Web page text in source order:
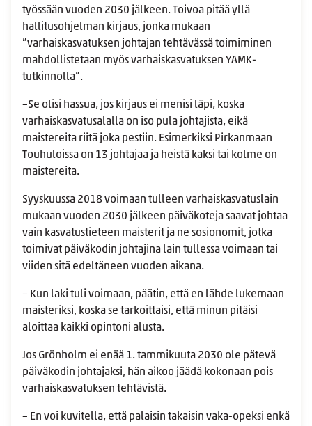
työssään vuoden 2030 jälkeen. Toivoa pitää yllä
hallitusohjelman kirjaus, jonka mukaan
”varhaiskasvatuksen johtajan tehtävässä toimiminen
mahdollistetaan myös varhaiskasvatuksen YAMK-
tutkinnolla”.
–Se olisi hassua, jos kirjaus ei menisi läpi, koska
varhaiskasvatusalalla on iso pula johtajista, eikä
maistereita riitä joka pestiin. Esimerkiksi Pirkanmaan
Touhuloissa on 13 johtajaa ja heistä kaksi tai kolme on
maistereita.
Syyskuussa 2018 voimaan tulleen varhaiskasvatuslain
mukaan vuoden 2030 jälkeen päiväkoteja saavat johtaa
vain kasvatustieteen maisterit ja ne sosionomit, jotka
toimivat päiväkodin johtajina lain tullessa voimaan tai
viiden sitä edeltäneen vuoden aikana.
– Kun laki tuli voimaan, päätin, että en lähde lukemaan
maisteriksi, koska se tarkoittaisi, että minun pitäisi
aloittaa kaikki opintoni alusta.
Jos Grönholm ei enää 1. tammikuuta 2030 ole pätevä
päiväkodin johtajaksi, hän aikoo jäädä kokonaan pois
varhaiskasvatuksen tehtävistä.
– En voi kuvitella, että palaisin takaisin vaka-opeksi enkä